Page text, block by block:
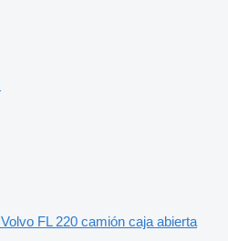
Volvo FL 220 camión caja abierta